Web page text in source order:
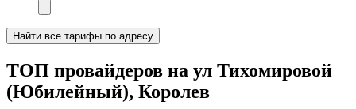
Найти все тарифы по адресу
ТОП провайдеров на ул Тихомировой
(Юбилейный), Королев